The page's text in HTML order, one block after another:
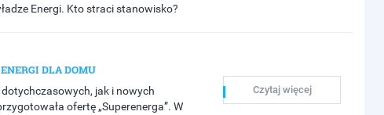
Energi. Kto straci stanowisko?
DLA DOMU
jak i nowych
ofertę „Superenerga”. W
Czytaj więcej